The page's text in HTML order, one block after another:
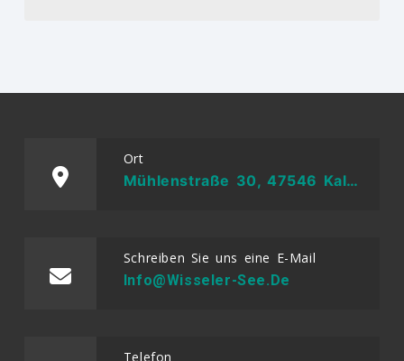
Ort
Mühlenstraße 30, 47546 Kalkar, Deutschland
Schreiben Sie uns eine E-Mail
Info@wisseler-See.de
Telefon